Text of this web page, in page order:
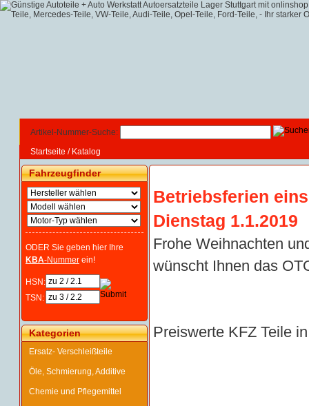
Artikel-Nummer-Suche:
Startseite / Katalog
Fahrzeugfinder
ODER Sie geben hier Ihre
KBA-Nummer ein!
HSN:
TSN:
Kategorien
Ersatz- Verschleißteile
Öle, Schmierung, Additive
Chemie und Pflegemittel
Betriebsferien
Dienstag 1.1.2019
Frohe Weihnachten
wünscht Ihnen das
Preiswerte KFZ Teile